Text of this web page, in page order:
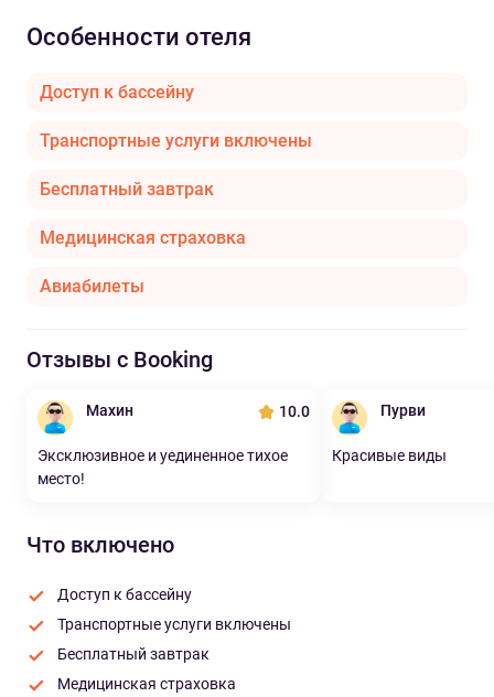
Особенности отеля
Доступ к бассейну
Транспортные услуги включены
Бесплатный завтрак
Медицинская страховка
Авиабилеты
Отзывы с Booking
Махин 10.0
Эксклюзивное и уединенное тихое
место!
Пурви
Красивые виды
Что включено
Доступ к бассейну
Транспортные услуги включены
Бесплатный завтрак
Медицинская страховка